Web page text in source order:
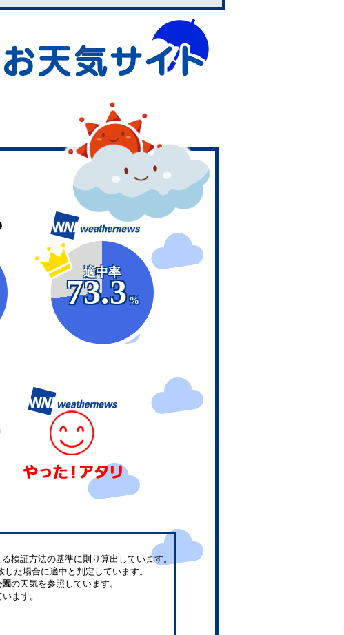
適中率
73.3
%
検証方法の基準に則り算出しています。
した場合に適中と判定しています。
の天気を参照しています。
ます。